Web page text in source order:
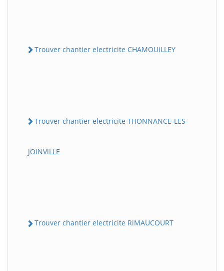
Trouver chantier electricite CHAMOUiLLEY
Trouver chantier electricite THONNANCE-LES-
JOiNViLLE
Trouver chantier electricite RiMAUCOURT